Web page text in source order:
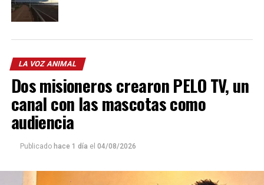
LA VOZ ANIMAL
Dos misioneros crearon PELO TV, un
canal con las mascotas como
audiencia
Publicado hace 1 día el 04/08/2026